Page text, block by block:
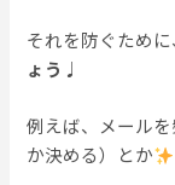
それを防ぐため
ょう ♩
例えば、メール
か決める）とか